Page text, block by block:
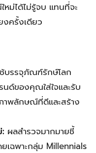
หม่ได้ไม่รู้จบ แทนที่จะ
งครั้งเดียว
ช้บรรจุภัณฑ์รักษ์โลก
ด์ของคุณใส่ใจและรับ
พลักษณ์ที่ดีและสร้าง
ผลสำรวจมากมายชี้
เฉพาะกลุ่ม Millennials